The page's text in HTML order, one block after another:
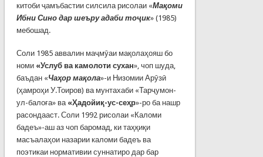
китоби ҷамъбастии силсила рисолаи «Мақоми
Ибни Сино дар шеъру адаби тоҷик» (1985)
мебошад.
Соли 1985 аввалин маҷмӯаи мақолаҳояш бо
номи «Услуб ва камолоти сухан», чоп шуда,
баъдан «Чаҳор мақола»-и Низомии Арӯзӣ
(ҳамроҳи У.Тоиров) ва мунтахаби «Тарҷумон-
ул-балоға» ва «Ҳадойиқ-ус-сеҳр»-ро ба нашр
расондааст. Соли 1992 рисолаи «Каломи
бадеъ»-аш аз чоп баромад, ки таҳқиқи
масъалаҳои назарии каломи бадеъ ва
поэтикаи нормативии суннатиро дар бар